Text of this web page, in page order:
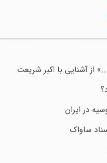
از آشنایی با اکبر شریعت
در ایران
ساواک